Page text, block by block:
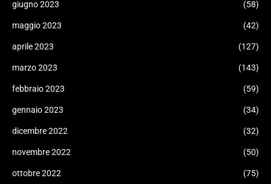
giugno 2023 (58)
maggio 2023 (42)
aprile 2023 (127)
marzo 2023 (143)
febbraio 2023 (59)
gennaio 2023 (34)
dicembre 2022 (32)
novembre 2022 (50)
ottobre 2022 (75)